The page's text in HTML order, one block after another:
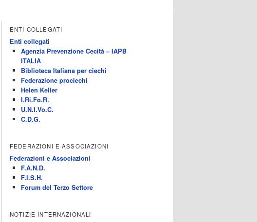
ENTI COLLEGATI
Enti collegati
Agenzia Prevenzione Cecità – IAPB
ITALIA
Biblioteca Italiana per ciechi
Federazione prociechi
Helen Keller
I.Ri.Fo.R.
U.N.I.Vo.C.
C.D.G.
FEDERAZIONI E ASSOCIAZIONI
Federazioni e Associazioni
F.A.N.D.
F.I.S.H.
Forum del Terzo Settore
NOTIZIE INTERNAZIONALI